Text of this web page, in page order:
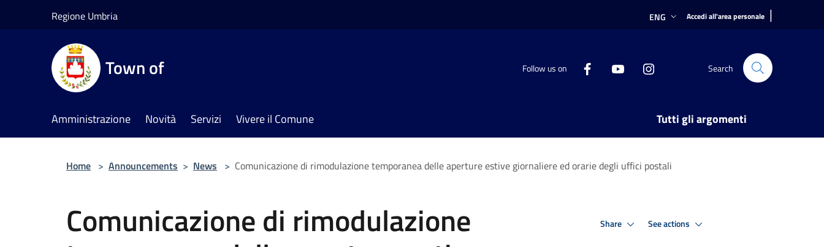
Regione Umbria ENG Accedi all'area personale |
Town of Follow us on Search
Amministrazione Novità Servizi Vivere il Comune Tutti gli argomenti
Home > Announcements > News > Comunicazione di rimodulazione temporanea delle aperture estive giornaliere ed orarie degli uffici postali
Comunicazione di rimodulazione Share See actions